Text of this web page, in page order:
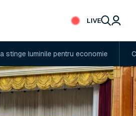
LIVE
pentru economie Cod